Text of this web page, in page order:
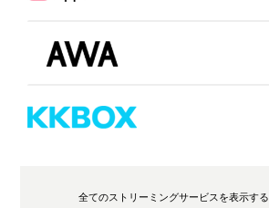
全てのストリーミングサービスを表示する